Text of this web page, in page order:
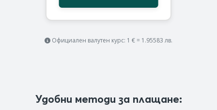
Официален валутен курс: 1 € = 1.95583 лв.
Удобни методи за плащане: